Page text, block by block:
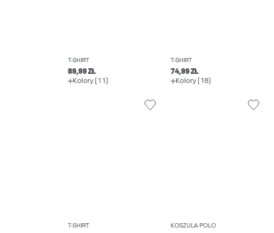
T-SHIRT
89,99 ZŁ
Kolory (11)
T-SHIRT
74,99 ZŁ
Kolory (18)
T-SHIRT KOSZULA POLO